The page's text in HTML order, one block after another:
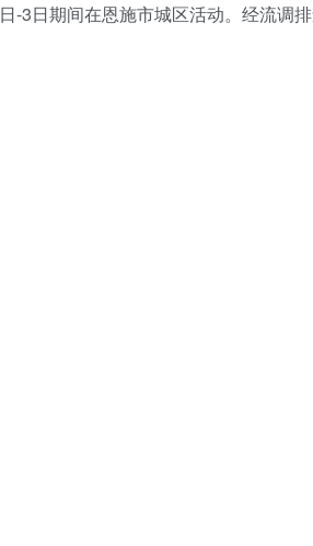
3日期间在恩施市城区活动。经流调